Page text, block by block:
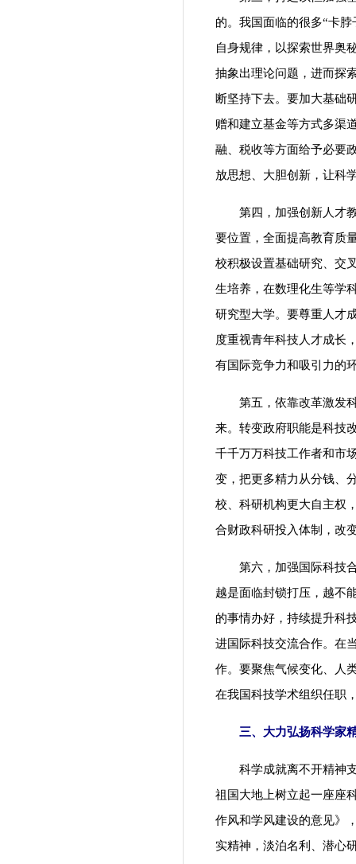
的。我国面临的很多“卡
自身规律，以探索世界奥
抽象出理论问题，进而探
断坚持下去。要加大基础
赠和建立基金等方式多渠
融、税收等方面给予必要
放思想、大胆创新，让科
第四，加强创新人才教
要位置，全面提高教育质
校积极设置基础研究、交
生培养，在数理化生等学
研究型大学。要尊重人才
度重视青年科技人才成长
有国际竞争力和吸引力的
第五，依靠改革激发科
来。转变政府职能是科技
千千万万科技工作者和市
变，把更多精力从分钱、
校、科研机构更大自主权
合财政科研投入体制，改
第六，加强国际科技合
越是面临封锁打压，越不
的事情办好，持续提升科
进国际科技交流合作。在
作。要聚焦气候变化、人
在我国科技学术组织任职
三、大力弘扬科学家
科学成就离不开精神支
祖国大地上树立起一座座
作风和学风建设的意见》
实精神，淡泊名利、潜心